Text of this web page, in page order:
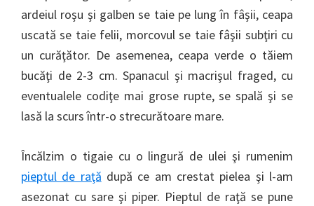
ardeiul roşu şi galben se taie pe lung în fâşii, ceapa
uscată se taie felii, morcovul se taie fâşii subţiri cu
un curăţător. De asemenea, ceapa verde o tăiem
bucăţi de 2-3 cm. Spanacul şi macrişul fraged, cu
eventualele codiţe mai grose rupte, se spală şi se
lasă la scurs într-o strecurătoare mare.
Încălzim o tigaie cu o lingură de ulei şi rumenim
pieptul de raţă după ce am crestat pielea şi l-am
asezonat cu sare şi piper. Pieptul de raţă se pune